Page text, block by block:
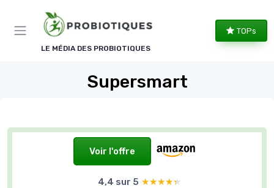
LE MÉDIA DES PROBIOTIQUES
TOPs
Supersmart
Voir l'offre
4,4 sur 5 ★★★★★
★★★★★